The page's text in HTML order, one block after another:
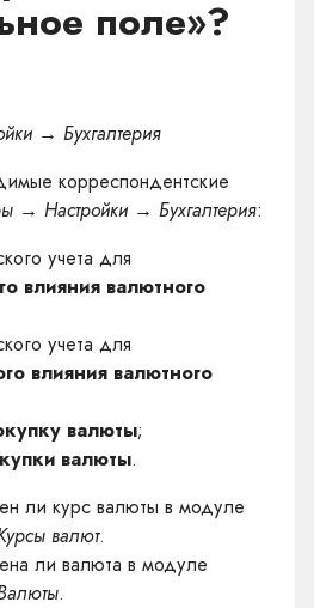
поле»?
→ Бухгалтерия
корреспондентские
→ Настройки → Бухгалтерия:
учета для
влияния валютного
учета для
влияния валютного
валюты;
валюты.
ли курс валюты в модуле
валют.
ли валюта в модуле
.